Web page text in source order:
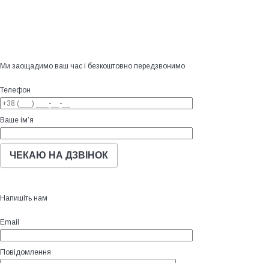
Ми заощадимо ваш час і безкоштовно передзвонимо
Телефон
Ваше ім’я
Напишіть нам
Email
Повідомлення